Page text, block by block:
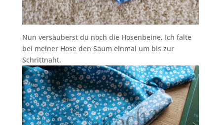
Nun versäuberst du noch die Hosenbeine. Ich falte
bei meiner Hose den Saum einmal um bis zur
Schrittnaht.